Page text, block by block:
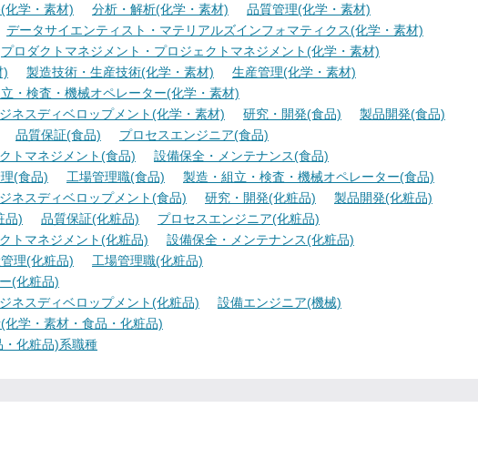
化学・素材) 分析・解析(化学・素材)
品質管理(化学・素材)
データサイエンティスト・マテリアルズインフォマティクス(化学・素材)
プロダクトマネジメント・プロジェクトマネジメント(化学・素材)
)
製造技術・生産技術(化学・素材)
生産管理(化学・素材)
・検査・機械オペレーター(化学・素材)
ネスディベロップメント(化学・素材)
研究・開発(食品)
製品開発(食品)
品質保証(食品)
プロセスエンジニア(食品)
トマネジメント(食品)
設備保全・メンテナンス(食品)
(食品) 工場管理職(食品)
製造・組立・検査・機械オペレーター(食品)
ネスディベロップメント(食品)
研究・開発(化粧品)
製品開発(化粧品)
品) 品質保証(化粧品)
プロセスエンジニア(化粧品)
トマネジメント(化粧品)
設備保全・メンテナンス(化粧品)
理(化粧品)
工場管理職(化粧品)
(化粧品)
ネスディベロップメント(化粧品)
設備エンジニア(機械)
化学・素材・食品・化粧品)
化粧品)系職種